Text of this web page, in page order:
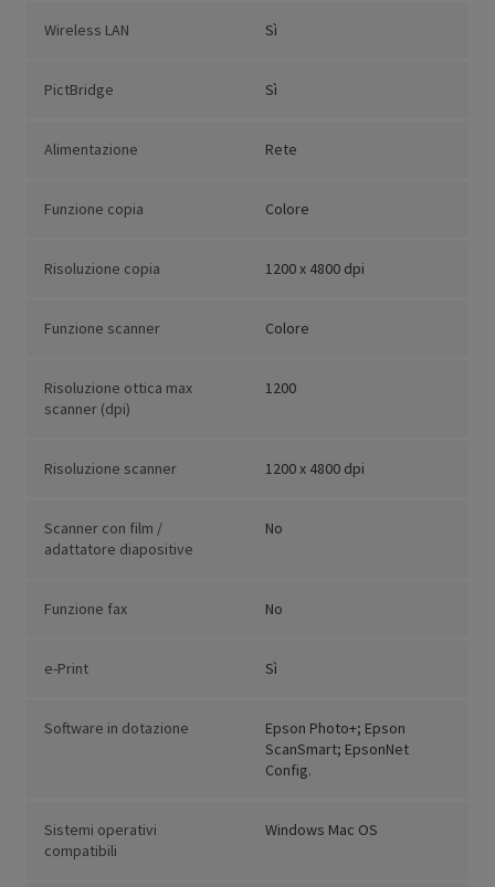
Wireless LAN Sì
PictBridge Sì
Alimentazione Rete
Funzione copia Colore
Risoluzione copia 1200 x 4800 dpi
Funzione scanner Colore
Risoluzione ottica max
scanner (dpi)
1200
Risoluzione scanner 1200 x 4800 dpi
Scanner con film /
adattatore diapositive
No
Funzione fax No
e-Print Sì
Software in dotazione
Epson Photo+; Epson
ScanSmart; EpsonNet
Config.
Sistemi operativi
compatibili
Windows Mac OS